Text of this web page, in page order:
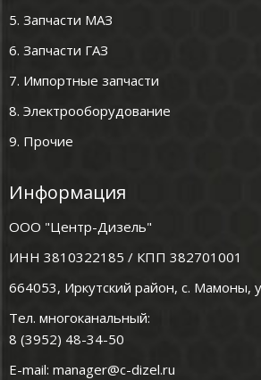
5. Запчасти МАЗ
6. Запчасти ГАЗ
7. Импортные запчасти
8. Электрооборудование
9. Прочие
Информация
ООО "Центр-Дизель"
ИНН 3810322185 / КПП 382701001
664053, Иркутский район, с. Мамоны,
Тел. многоканальный:
8 (3952) 48-34-50
E-mail: manager@c-dizel.ru